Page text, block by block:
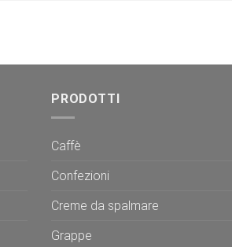
PRODOTTI
Caffè
Confezioni
Creme da spalmare
Grappe